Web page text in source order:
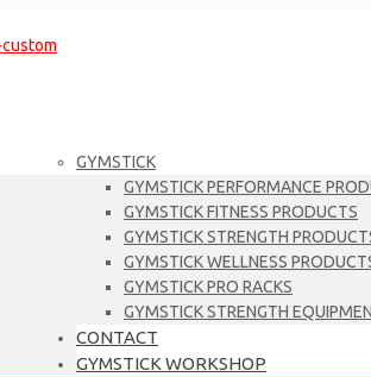
GYMSTICK
GYMSTICK PERFORMANCE
GYMSTICK FITNESS PRODUCTS
GYMSTICK STRENGTH
GYMSTICK WELLNESS
GYMSTICK PRO RACKS
GYMSTICK STRENGTH
CONTACT
GYMSTICK WORKSHOP